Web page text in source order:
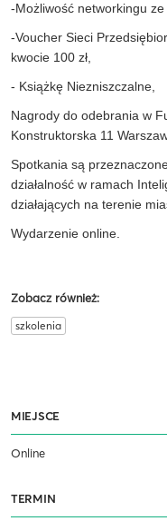
-Możliwość networkingu
-Voucher Sieci
kwocie 100 zł,
- Książkę Niezniszczalne,
Nagrody do odebrania w
Konstruktorska 11
Spotkania są
działalność w ramach
działających na terenie
Wydarzenie online.
Zobacz również:
szkolenia
MIEJSCE
Online
TERMIN